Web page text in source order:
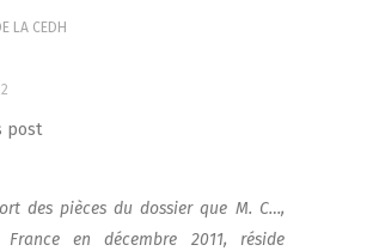
LA CEDH
post
des pièces du dos­sier que M. C…,
en décembre 2011, réside